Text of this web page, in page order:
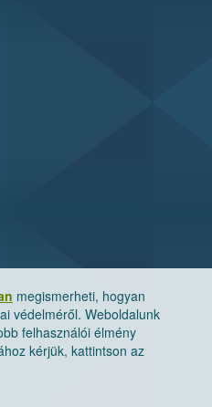
megismerheti, hogyan
védelméről. Weboldalunk
felhasználói élmény
kérjük, kattintson az